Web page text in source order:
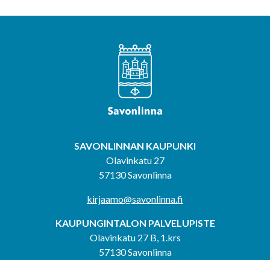
SAVONLINNAN KAUPUNKI
Olavinkatu 27
57130 Savonlinna
kirjaamo@savonlinna.fi
KAUPUNGINTALON PALVELUPISTE
Olavinkatu 27 B, 1.krs
57130 Savonlinna